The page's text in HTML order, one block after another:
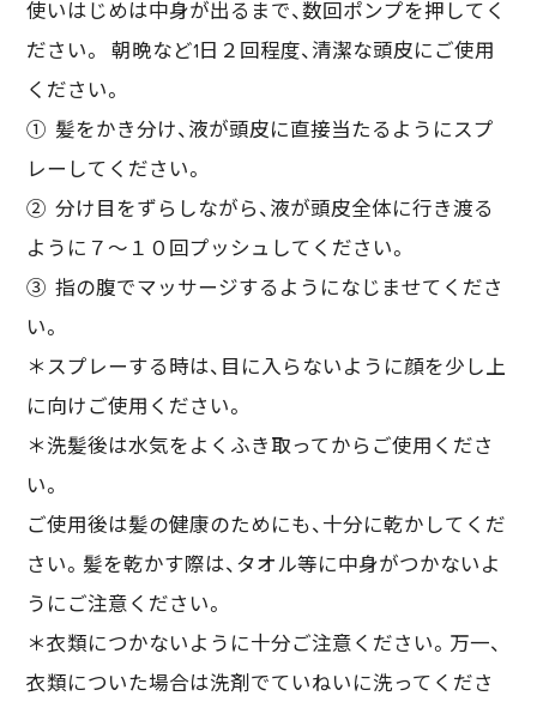
使いはじめは中身が出るまで、数回ポンプを押してく
ださい。 朝晩など1日２回程度、清潔な頭皮にご使用
ください。
① 髪をかき分け、液が頭皮に直接当たるようにスプ
レーしてください。
② 分け目をずらしながら、液が頭皮全体に行き渡る
ように７～１０回プッシュしてください。
③ 指の腹でマッサージするようになじませてくださ
い。
＊スプレーする時は、目に入らないように顔を少し上
に向けご使用ください。
＊洗髪後は水気をよくふき取ってからご使用くださ
い。
ご使用後は髪の健康のためにも、十分に乾かしてくだ
さい。髪を乾かす際は、タオル等に中身がつかないよ
うにご注意ください。
＊衣類につかないように十分ご注意ください。万一、
衣類についた場合は洗剤でていねいに洗ってくださ